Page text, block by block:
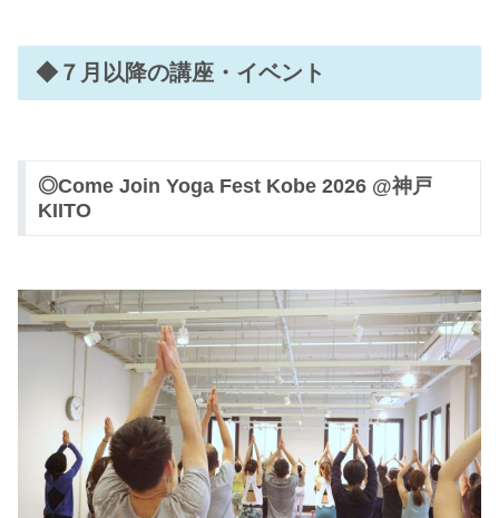
◆７月以降の講座・イベント
◎Come Join Yoga Fest Kobe 2026 @神戸
KIITO